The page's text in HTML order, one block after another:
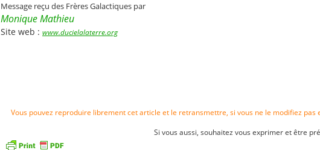
Message reçu des Frères Galactiques par
Monique Mathieu
Site web : www.ducielalaterre.org
Vous pouvez reproduire librement cet article et le retransmettre, si vous ne le modifiez pas
Si vous aussi, souhaitez vous exprimer et être